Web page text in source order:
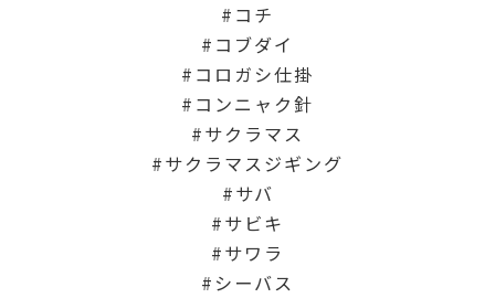
コチ
コブダイ
コロガシ仕掛
コンニャク針
サクラマス
サクラマスジギング
サバ
サビキ
サワラ
シーバス